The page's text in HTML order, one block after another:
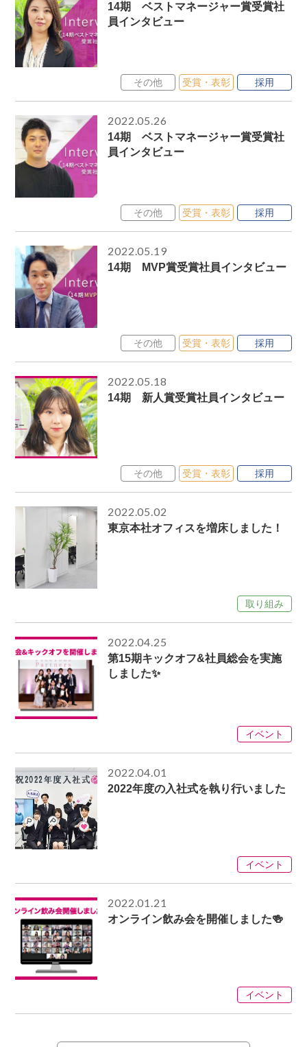
14期 ベストマネージャー賞受賞社
員インタビュー
その他 受賞・表彰 採用
2022.05.26
14期 ベストマネージャー賞受賞社
員インタビュー
その他 受賞・表彰 採用
2022.05.19
14期 MVP賞受賞社員インタビュー
その他 受賞・表彰 採用
2022.05.18
14期 新人賞受賞社員インタビュー
その他 受賞・表彰 採用
2022.05.02
東京本社オフィスを増床しました！
取り組み
2022.04.25
第15期キックオフ&社員総会を実施
しました✨
イベント
2022.04.01
2022年度の入社式を執り行いました
イベント
2022.01.21
オンライン飲み会を開催しました🍻
イベント